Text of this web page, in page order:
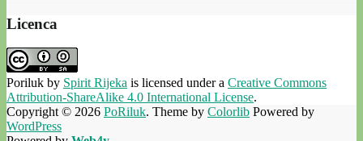
Licenca
Poriluk by Spirit Rijeka is licensed under a Creative Commons
Attribution-ShareAlike 4.0 International License.
Copyright © 2026 PoRiluk. Theme by Colorlib Powered by
WordPress